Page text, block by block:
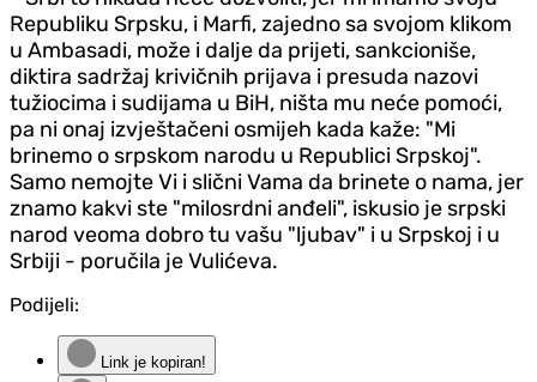
Republiku Srpsku, i Marfi, zajedno sa svojom klikom
u Ambasadi, može i dalje da prijeti, sankcioniše,
diktira sadržaj krivičnih prijava i presuda nazovi
tužiocima i sudijama u BiH, ništa mu neće pomoći,
pa ni onaj izvještačeni osmijeh kada kaže: "Mi
brinemo o srpskom narodu u Republici Srpskoj".
Samo nemojte Vi i slični Vama da brinete o nama, jer
znamo kakvi ste "milosrdni anđeli", iskusio je srpski
narod veoma dobro tu vašu "ljubav" i u Srpskoj i u
Srbiji - poručila je Vulićeva.
Podijeli:
Link je kopiran!